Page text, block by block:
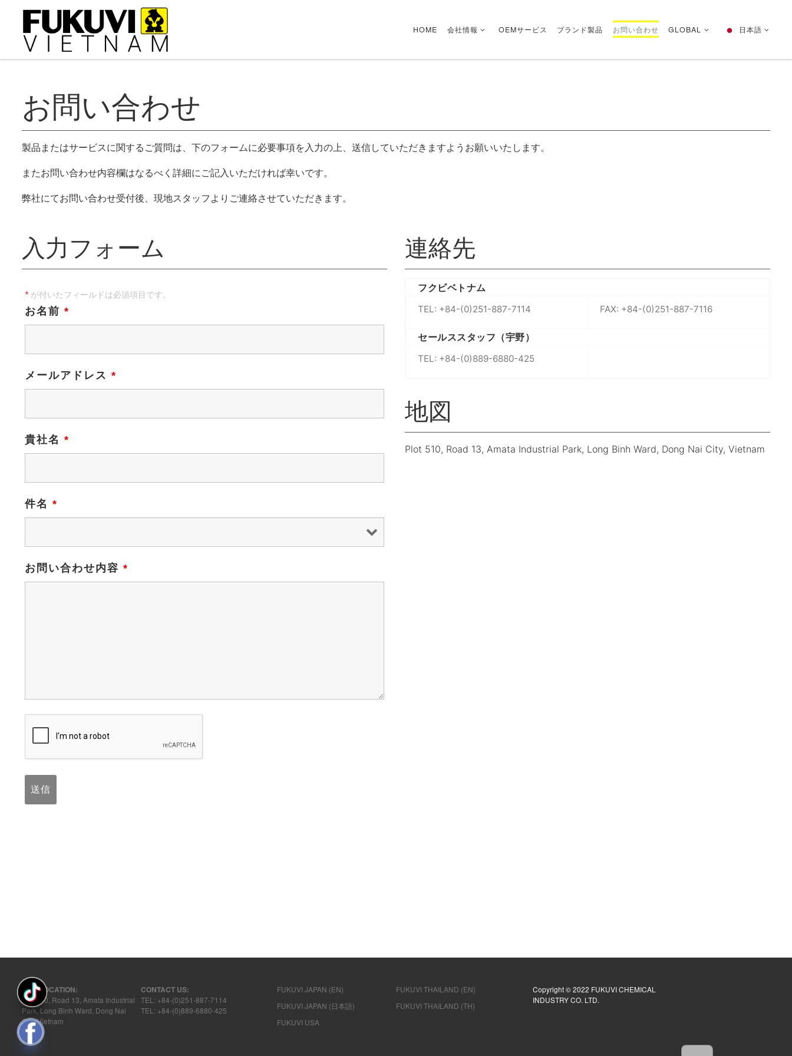
コンテンツへスキップ
HOME 会社情報 OEMサービス ブランド製品 お問い合わせ GLOBAL 日本語
お問い合わせ
製品またはサービスに関するご質問は、下のフォームに必要事項を入力の上、送信していただきますようお願いいたします。
またお問い合わせ内容欄はなるべく詳細にご記入いただければ幸いです。
弊社にてお問い合わせ受付後、現地スタッフよりご連絡させていただきます。
入力フォーム
* が付いたフィールドは必須項目です。
お名前 *
メールアドレス *
貴社名 *
件名 *
お問い合わせ内容 *
連絡先
フクビベトナム
TEL: +84-(0)251-887-7114 FAX: +84-(0)251-887-7116
セールススタッフ（宇野）
TEL: +84-(0)889-6880-425
地図
Plot 510, Road 13, Amata Industrial Park, Long Binh Ward, Dong Nai City, Vietnam
OUR LOCATION:
Plot 510, Road 13, Amata Industrial
Park, Long Binh Ward, Dong Nai
City, Vietnam
CONTACT US:
TEL: +84-(0)251-887-7114
TEL: +84-(0)889-6880-425
FUKUVI JAPAN (EN)
FUKUVI JAPAN (日本語)
FUKUVI USA
FUKUVI THAILAND (EN)
FUKUVI THAILAND (TH)
Copyright © 2022 FUKUVI CHEMICAL
INDUSTRY CO. LTD.